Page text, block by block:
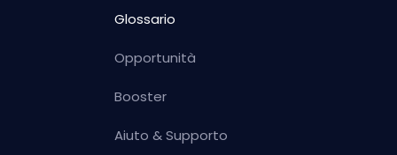
Glossario
Opportunità
Booster
Aiuto & Supporto